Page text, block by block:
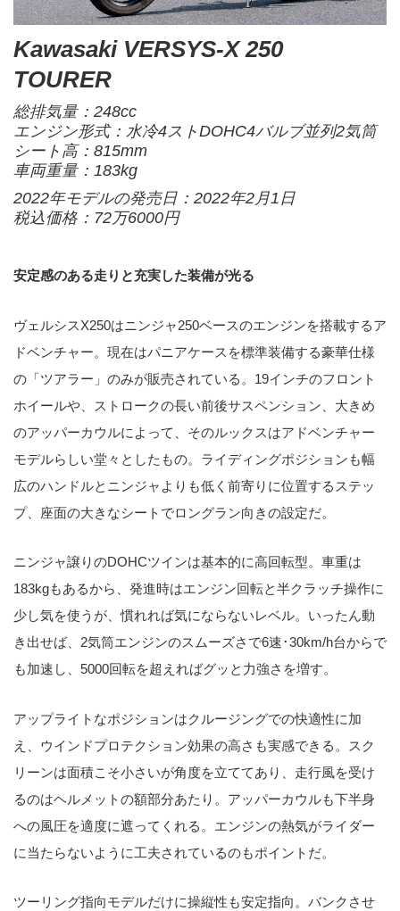
Kawasaki VERSYS-X 250
TOURER
総排気量：248cc
エンジン形式：水冷4ストDOHC4バルブ並列2気筒
シート高：815mm
車両重量：183kg
2022年モデルの発売日：2022年2月1日
税込価格：72万6000円
安定感のある走りと充実した装備が光る
ヴェルシスX250はニンジャ250ベースのエンジンを搭載するア
ドベンチャー。現在はパニアケースを標準装備する豪華仕様
の「ツアラー」のみが販売されている。19インチのフロント
ホイールや、ストロークの長い前後サスペンション、大きめ
のアッパーカウルによって、そのルックスはアドベンチャー
モデルらしい堂々としたもの。ライディングポジションも幅
広のハンドルとニンジャよりも低く前寄りに位置するステッ
プ、座面の大きなシートでロングラン向きの設定だ。
ニンジャ譲りのDOHCツインは基本的に高回転型。車重は
183kgもあるから、発進時はエンジン回転と半クラッチ操作に
少し気を使うが、慣れれば気にならないレベル。いったん動
き出せば、2気筒エンジンのスムーズさで6速･30km/h台からで
も加速し、5000回転を超えればグッと力強さを増す。
アップライトなポジションはクルージングでの快適性に加
え、ウインドプロテクション効果の高さも実感できる。スク
リーンは面積こそ小さいが角度を立ててあり、走行風を受け
るのはヘルメットの額部分あたり。アッパーカウルも下半身
への風圧を適度に遮ってくれる。エンジンの熱気がライダー
に当たらないように工夫されているのもポイントだ。
ツーリング指向モデルだけに操縦性も安定指向。バンクさせ